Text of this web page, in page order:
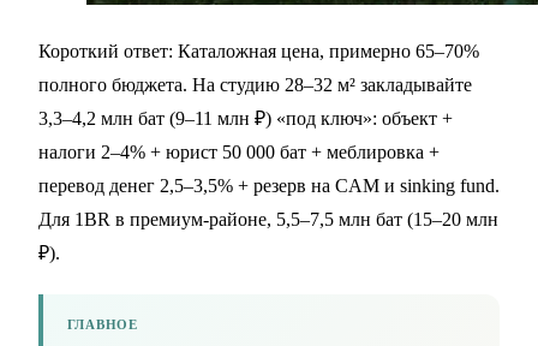
Короткий ответ: Каталожная цена, примерно 65–70%
полного бюджета. На студию 28–32 м² закладывайте
3,3–4,2 млн бат (9–11 млн ₽) «под ключ»: объект +
налоги 2–4% + юрист 50 000 бат + меблировка +
перевод денег 2,5–3,5% + резерв на CAM и sinking fund.
Для 1BR в премиум-районе, 5,5–7,5 млн бат (15–20 млн
₽).
ГЛАВНОЕ